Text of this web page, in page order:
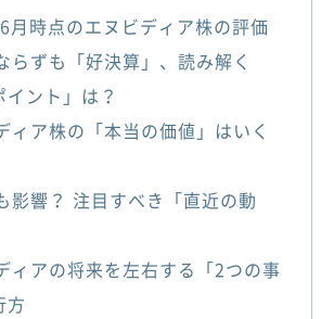
月時点のエヌビディア株の評価
らずも「好決算」、読み解く
イント」は？
ィア株の「本当の価値」はいく
影響？ 注目すべき「直近の動
ィアの将来を左右する「2つの事
方